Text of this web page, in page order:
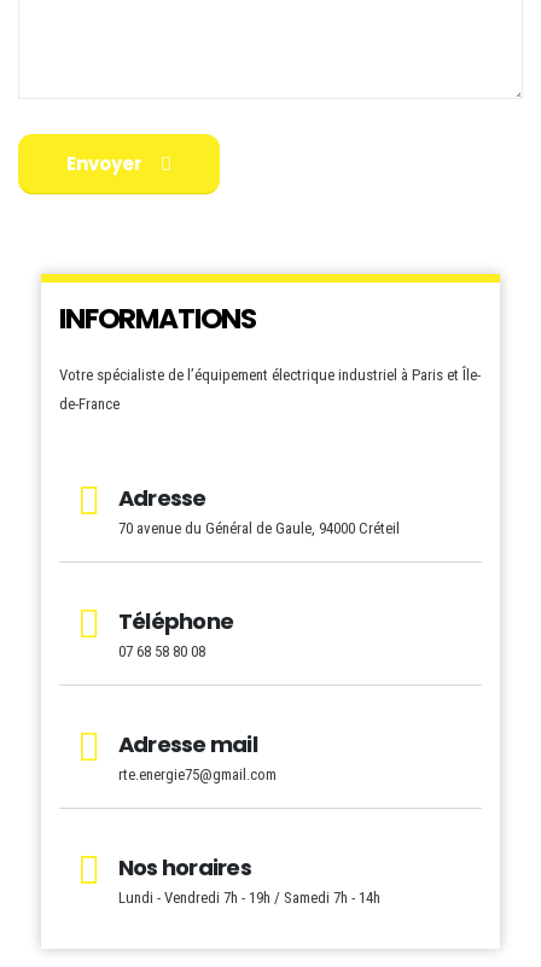
Envoyer
INFORMATIONS
Votre spécialiste de l’équipement électrique industriel à Paris et Île-
de-France
Adresse
70 avenue du Général de Gaule, 94000 Créteil
Téléphone
07 68 58 80 08
Adresse mail
rte.energie75@gmail.com
Nos horaires
Lundi - Vendredi 7h - 19h / Samedi 7h - 14h